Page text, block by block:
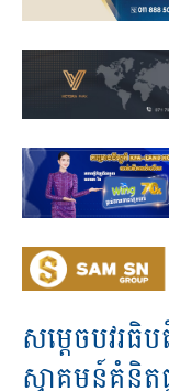
សម្តេចបវរ
ស្វាគមន៍គំនិត